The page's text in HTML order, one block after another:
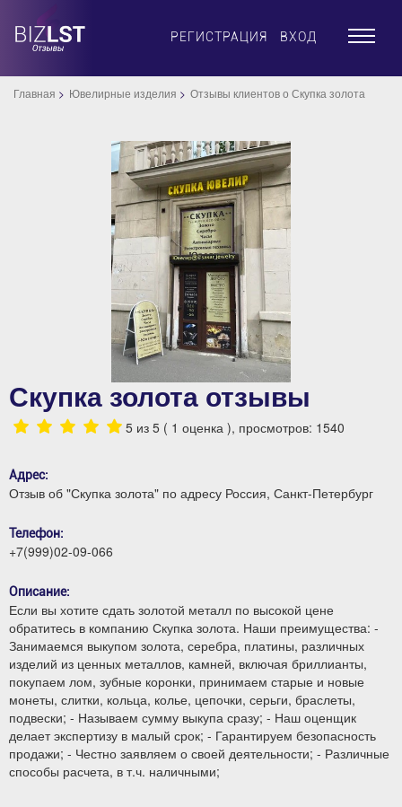
РЕГИСТРАЦИЯ ВХОД ×
Главная Ювелирные изделия Отзывы клиентов о Скупка золота
Скупка золота отзывы
5 из 5 ( 1 оценка ), просмотров: 1540
Адрес:
Отзыв об "Скупка золота" по адресу Россия, Санкт-Петербург
Телефон:
+7(999)02-09-066
Описание:
Если вы хотите сдать золотой металл по высокой цене
обратитесь в компанию Скупка золота. Наши преимущества: -
Занимаемся выкупом золота, серебра, платины, различных
изделий из ценных металлов, камней, включая бриллианты,
покупаем лом, зубные коронки, принимаем старые и новые
монеты, слитки, кольца, колье, цепочки, серьги, браслеты,
подвески; - Называем сумму выкупа сразу; - Наш оценщик
делает экспертизу в малый срок; - Гарантируем безопасность
продажи; - Честно заявляем о своей деятельности; - Различные
способы расчета, в т.ч. наличными;